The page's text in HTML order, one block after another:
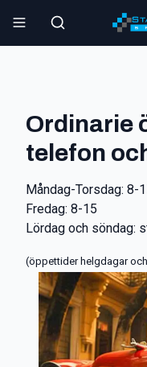
Ordinarie
telefon
Måndag-Torsdag: 8-
Fredag: 8-15
Lördag och söndag:
(öppettider helgdagar